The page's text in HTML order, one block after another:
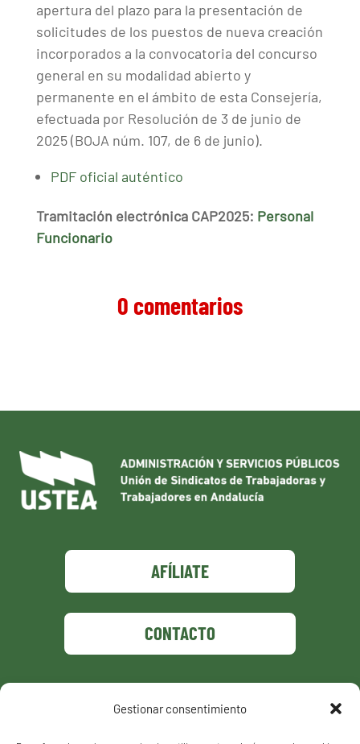
Gestionar consentimiento
apertura del plazo para la presentación de
solicitudes de los puestos de nueva creación
incorporados a la convocatoria del concurso
general en su modalidad abierto y
permanente en el ámbito de esta Consejería,
efectuada por Resolución de 3 de junio de
2025 (BOJA núm. 107, de 6 de junio).
PDF oficial auténtico
Tramitación electrónica CAP2025: Personal
Funcionario
0 comentarios
AFÍLIATE
CONTACTO